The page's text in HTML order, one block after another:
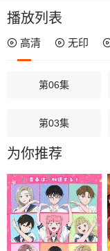
播放列表
高清 无印
第06集
第03集
为你推荐